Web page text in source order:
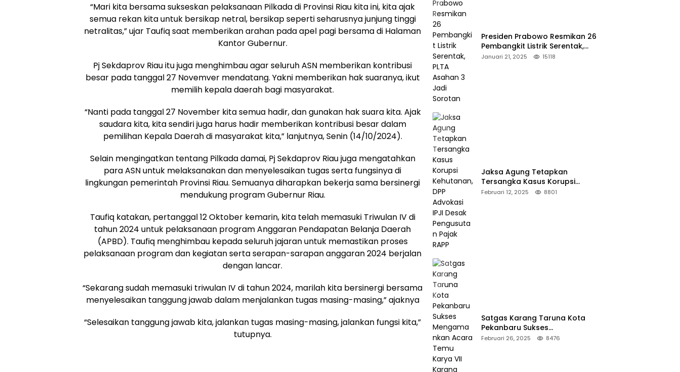
“Mari kita bersama sukseskan pelaksanaan Pilkada di Provinsi Riau kita ini, kita ajak
semua rekan kita untuk bersikap netral, bersikap seperti seharusnya junjung tinggi
netralitas,” ujar Taufiq saat memberikan arahan pada apel pagi bersama di Halaman
Kantor Gubernur.
Pj Sekdaprov Riau itu juga menghimbau agar seluruh ASN memberikan kontribusi
besar pada tanggal 27 Novemver mendatang. Yakni memberikan hak suaranya, ikut
memilih kepala daerah bagi masyarakat.
“Nanti pada tanggal 27 November kita semua hadir, dan gunakan hak suara kita. Ajak
saudara kita, kita sendiri juga harus hadir memberikan kontribusi besar dalam
pemilihan Kepala Daerah di masyarakat kita,” lanjutnya, Senin (14/10/2024).
Selain mengingatkan tentang Pilkada damai, Pj Sekdaprov Riau juga mengatahkan
para ASN untuk melaksanakan dan menyelesaikan tugas serta fungsinya di
lingkungan pemerintah Provinsi Riau. Semuanya diharapkan bekerja sama bersinergi
mendukung program Gubernur Riau.
Taufiq katakan, pertanggal 12 Oktober kemarin, kita telah memasuki Triwulan IV di
tahun 2024 untuk pelaksanaan program Anggaran Pendapatan Belanja Daerah
(APBD). Taufiq menghimbau kepada seluruh jajaran untuk memastikan proses
pelaksanaan program dan kegiatan serta serapan-sarapan anggaran 2024 berjalan
dengan lancar.
“Sekarang sudah memasuki triwulan IV di tahun 2024, marilah kita bersinergi bersama
menyelesaikan tanggung jawab dalam menjalankan tugas masing-masing,” ajaknya
“Selesaikan tanggung jawab kita, jalankan tugas masing-masing, jalankan fungsi kita,”
tutupnya.
Presiden Prabowo Resmikan 26
Pembangkit Listrik Serentak,
PLTA Asahan 3 Jadi Sorotan
Januari 21, 2025 15118
Jaksa Agung Tetapkan
Tersangka Kasus Korupsi
Kehutanan, DPP Advokasi IPJI
Februari 12, 2025 8801
Satgas Karang Taruna Kota
Pekanbaru Sukses
Mengamankan Acara Temu
Februari 26, 2025 8476